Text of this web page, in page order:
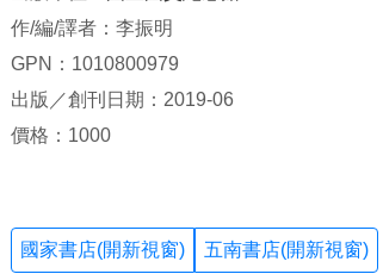
作/編/譯者：李振明
GPN：1010800979
出版／創刊日期：2019-06
價格：1000
國家書店(開新視窗) 五南書店(開新視窗)